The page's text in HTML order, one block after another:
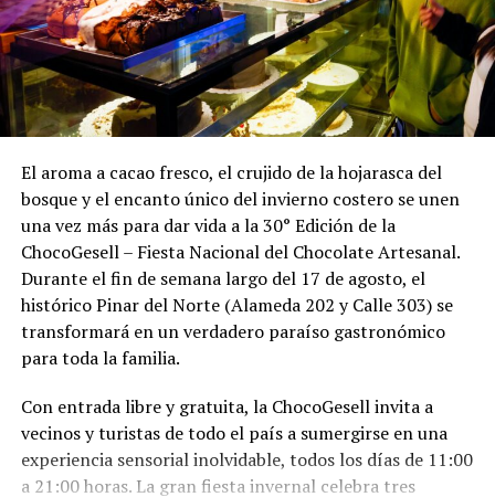
El aroma a cacao fresco, el crujido de la hojarasca del
bosque y el encanto único del invierno costero se unen
una vez más para dar vida a la 30° Edición de la
ChocoGesell – Fiesta Nacional del Chocolate Artesanal.
Durante el fin de semana largo del 17 de agosto, el
histórico Pinar del Norte (Alameda 202 y Calle 303) se
transformará en un verdadero paraíso gastronómico
para toda la familia.
Con entrada libre y gratuita, la ChocoGesell invita a
vecinos y turistas de todo el país a sumergirse en una
experiencia sensorial inolvidable, todos los días de 11:00
a 21:00 horas. La gran fiesta invernal celebra tres